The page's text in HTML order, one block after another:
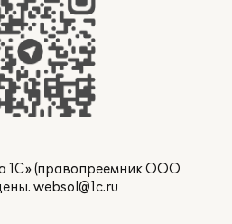
1С» (правопреемник ООО
websol@1c.ru